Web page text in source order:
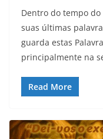
Dentro do tempo do
suas últimas
guarda estas
principalmente na
Read More